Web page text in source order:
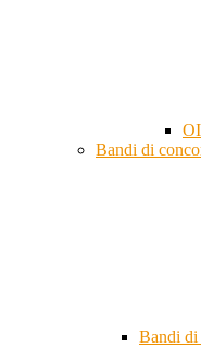
Bandi di
Bandi di